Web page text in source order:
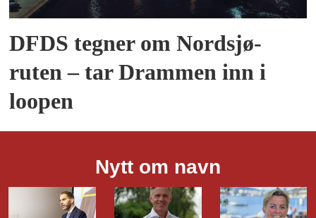
DFDS tegner om Nordsjø-
ruten – tar Drammen inn i
loopen
Nytt om navn